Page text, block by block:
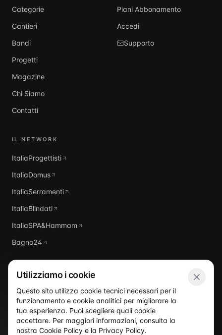
Categorie
Cantieri
Bandi
Progetti
Magazine
Chi Siamo
Contatti
Piani Abbonamento
Accedi
Supporto
IL NETWORK
ItaliaProgettisti
ItaliaDomus
ItaliaSerramenti
ItaliaBlindati
ItaliaSPA&Hammam
Bagno24
ItaliaPiscine
Utilizziamo i cookie
Questo sito utilizza cookie tecnici necessari per il
funzionamento e cookie analitici per migliorare la
tua esperienza. Puoi scegliere quali cookie
accettare. Per maggiori informazioni, consulta la
nostra Cookie Policy e la Privacy Policy.